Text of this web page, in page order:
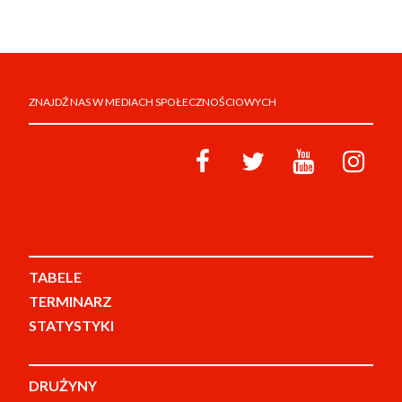
ZNAJDŹ NAS W MEDIACH SPOŁECZNOŚCIOWYCH
TABELE
TERMINARZ
STATYSTYKI
DRUŻYNY